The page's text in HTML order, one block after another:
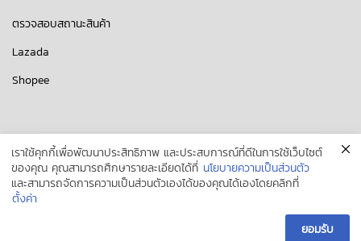
ตรวจสอบสถานะสินค้า
Lazada
Shopee
Copyright 2017Fast Tonerall rights reserved. Powered by
เราใช้คุกกี้เพื่อพัฒนาประสิทธิภาพ และประสบการณ์ที่ดีในการใช้เว็บไซต์
ของคุณ คุณสามารถศึกษารายละเอียดได้ที่ นโยบายความเป็นส่วนตัว
และสามารถจัดการความเป็นส่วนตัวเองได้ของคุณได้เองโดยคลิกที่
ตั้งค่า
ยอมรับ